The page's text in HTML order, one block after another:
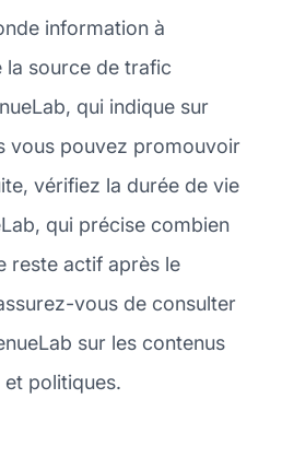
information à
la source de trafic
qui indique sur
vous pouvez promouvoir
vérifiez la durée de vie
qui précise combien
reste actif après le
vous de consulter
sur les contenus
politiques.